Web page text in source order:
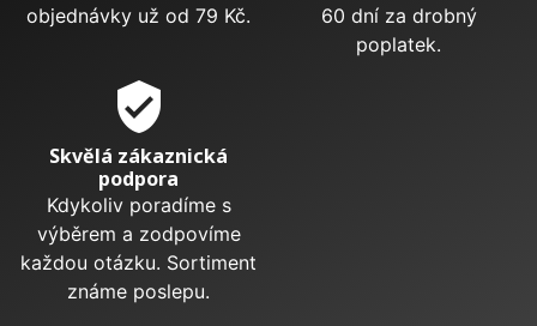
objednávky už od 79 Kč.
60 dní za drobný
poplatek.
verified_user
Skvělá zákaznická
podpora
Kdykoliv poradíme s
výběrem a zodpovíme
každou otázku. Sortiment
známe poslepu.